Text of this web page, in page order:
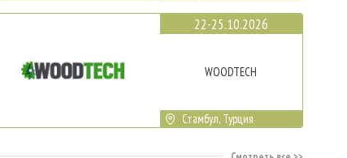
22-25.10.2026
WOODTECH
Стамбул, Турция